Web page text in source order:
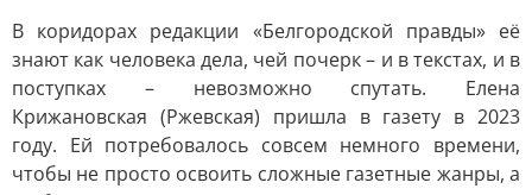
В коридорах редакции «Белгородской правды» её
знают как человека дела, чей почерк – и в текстах, и в
поступках – невозможно спутать. Елена
Крижановская (Ржевская) пришла в газету в 2023
году. Ей потребовалось совсем немного времени,
чтобы не просто освоить сложные газетные жанры, а